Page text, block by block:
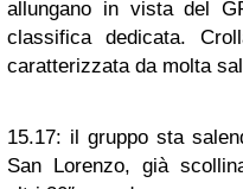
allungano in vista del
classifica dedicata.
caratterizzata da molta
15.17: il gruppo sta
San Lorenzo, già